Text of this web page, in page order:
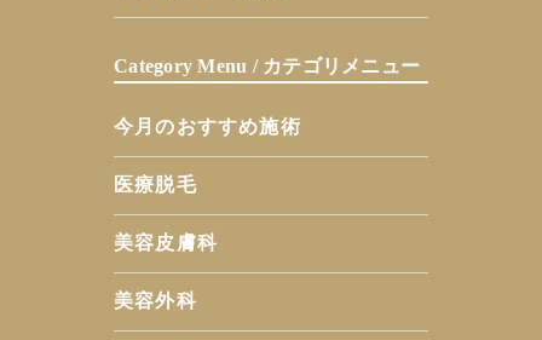
Category Menu / カテゴリメニュー
今月のおすすめ施術
医療脱毛
美容皮膚科
美容外科